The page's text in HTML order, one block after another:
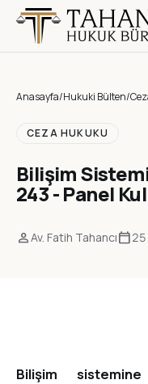
Anasayfa/Hukuki Bülten/
CEZA HUKUKU
Bilişim
243 - Panel
personAv. Fatih Tahancıcalendar_today
Bilişim